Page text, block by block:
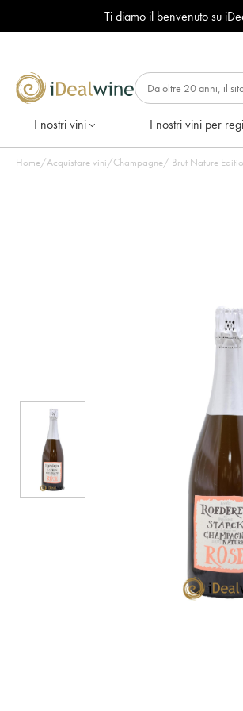
Ti diamo il benvenuto su
I nostri vini I nostri vini per
Home/Acquistare vini/Champagne/ Brut Nature